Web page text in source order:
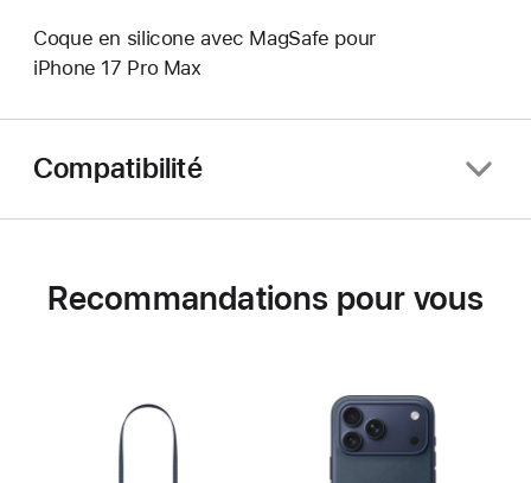
Coque en silicone avec MagSafe pour
iPhone 17 Pro Max
Compatibilité
Recommandations pour vous